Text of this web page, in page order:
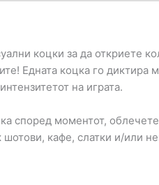
коцки за да откриете
Едната коцка го диктира
на играта.
според моментот,
кафе, слатки и/или